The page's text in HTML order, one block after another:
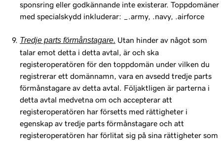
sponsring eller godkännande inte existerar. Toppdomäner
med specialskydd inkluderar: _.army, .navy, .airforce
Tredje parts förmånstagare. Utan hinder av något som
talar emot detta i detta avtal, är och ska
registeroperatören för den toppdomän under vilken du
registrerar ett domännamn, vara en avsedd tredje parts
förmånstagare av detta avtal. Följaktligen är parterna i
detta avtal medvetna om och accepterar att
registeroperatören har försetts med rättigheter i
egenskap av tredje parts förmånstagare och att
registeroperatören har förlitat sig på sina rättigheter som